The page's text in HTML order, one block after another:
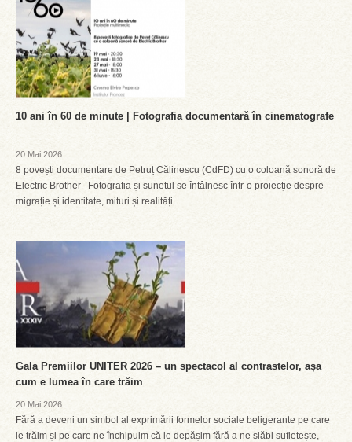
10 ani în 60 de minute | Fotografia documentară în cinematografe
20 Mai 2026
8 povești documentare de Petruț Călinescu (CdFD) cu o coloană sonoră de
Electric Brother Fotografia și sunetul se întâlnesc într-o proiecție despre
migrație și identitate, mituri și realități ...
Gala Premiilor UNITER 2026 – un spectacol al contrastelor, așa
cum e lumea în care trăim
20 Mai 2026
Fără a deveni un simbol al exprimării formelor sociale beligerante pe care
le trăim și pe care ne închipuim că le depășim fără a ne slăbi sufletește,